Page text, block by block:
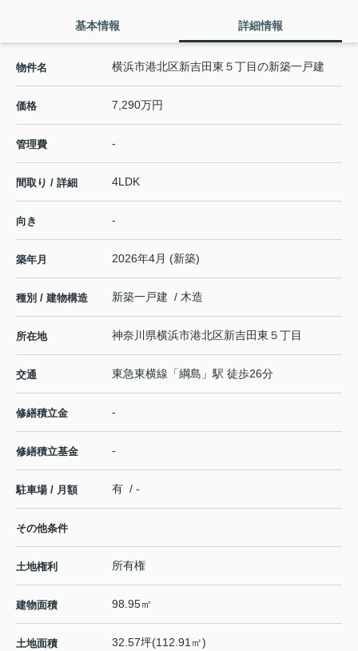
基本情報 詳細情報
物件名 横浜市港北区新吉田東５丁目の新築一戸建
価格 7,290万円
管理費 -
間取り / 詳細 4LDK
向き -
築年月 2026年4月 (新築)
種別 / 建物構造 新築一戸建 / 木造
所在地 神奈川県横浜市港北区新吉田東 ５丁目
交通 東急東横線 「綱島 」駅 徒歩26分
修繕積立金 -
修繕積立基金 -
駐車場 / 月額 有 / -
その他条件
土地権利 所有権
建物面積 98.95㎡
土地面積 32.57坪(112.91㎡)